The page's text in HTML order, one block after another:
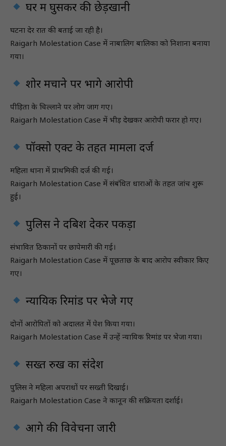
घर में घुसकर की छेड़खानी
घटना देर रात की बताई जा रही है।
Raigarh Molestation Case में नाबालिग बालिका को निशाना बनाया
गया।
शोर मचाने पर भागे आरोपी
पीड़िता के चिल्लाने पर लोग जाग गए।
Raigarh Molestation Case में भीड़ देखकर आरोपी फरार हो गए।
पॉक्सो एक्ट के तहत मामला दर्ज
महिला थाना में प्राथमिकी दर्ज की गई।
Raigarh Molestation Case में संबंधित धाराओं के तहत जांच शुरू
हुई।
पुलिस ने दबिश देकर पकड़ा
संभावित ठिकानों पर छापेमारी की गई।
Raigarh Molestation Case में पूछताछ के बाद आरोप स्वीकार किए
गए।
न्यायिक रिमांड पर भेजे गए
दोनों आरोपितों को अदालत में पेश किया गया।
Raigarh Molestation Case में उन्हें न्यायिक रिमांड पर भेजा गया।
सख्त रुख का संदेश
पुलिस ने महिला अपराधों पर सख्ती दिखाई।
Raigarh Molestation Case ने कानून की सक्रियता दर्शाई।
आगे की विवेचना जारी